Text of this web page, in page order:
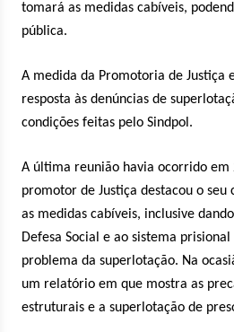
tomará as medidas cabíveis,
pública.
A medida da Promotoria de Justiça
resposta às denúncias de
condições feitas pelo Sindpol.
A última reunião havia ocorrido em
promotor de Justiça destacou o
as medidas cabíveis, inclusive
Defesa Social e ao sistema
problema da superlotação. Na
um relatório em que mostra as
estruturais e a superlotação de